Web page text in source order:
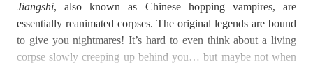
Jiangshi, also known as Chinese hopping vampires, are
essentially reanimated corpses. The original legends are bound
to give you nightmares! It’s hard to even think about a living
corpse slowly creeping up behind you… but maybe not when
they’re designed like the ones pictured below!